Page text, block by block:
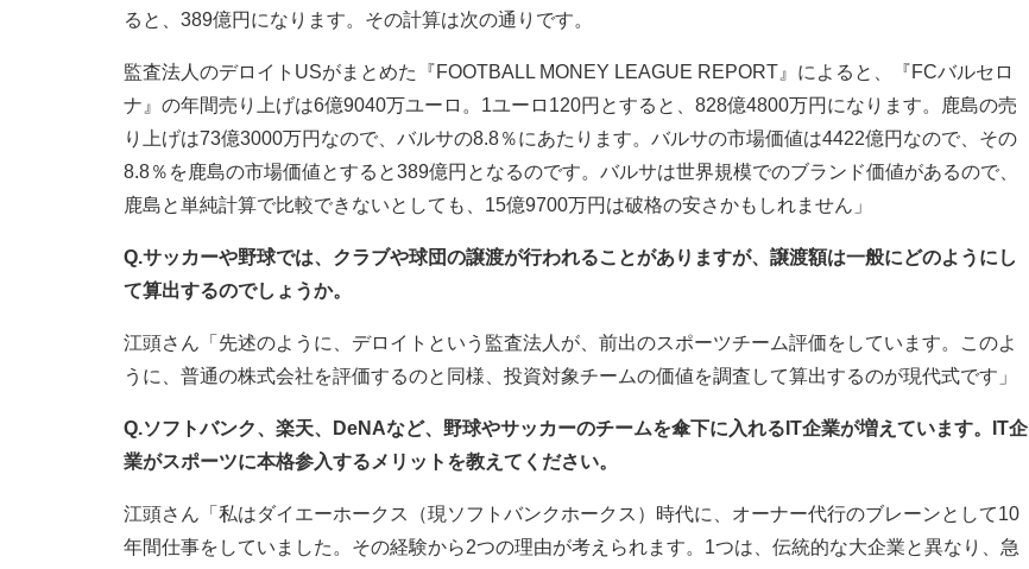
ると、389億円になります。その計算は次の通りです。
監査法人のデロイトUSがまとめた『FOOTBALL MONEY LEAGUE REPORT』によると、『FCバルセロ
ナ』の年間売り上げは6億9040万ユーロ。1ユーロ120円とすると、828億4800万円になります。鹿島の売
り上げは73億3000万円なので、バルサの8.8％にあたります。バルサの市場価値は4422億円なので、その
8.8％を鹿島の市場価値とすると389億円となるのです。バルサは世界規模でのブランド価値があるので、
鹿島と単純計算で比較できないとしても、15億9700万円は破格の安さかもしれません」
Q.サッカーや野球では、クラブや球団の譲渡が行われることがありますが、譲渡額は一般にどのようにし
て算出するのでしょうか。
江頭さん「先述のように、デロイトという監査法人が、前出のスポーツチーム評価をしています。このよ
うに、普通の株式会社を評価するのと同様、投資対象チームの価値を調査して算出するのが現代式です」
Q.ソフトバンク、楽天、DeNAなど、野球やサッカーのチームを傘下に入れるIT企業が増えています。IT企
業がスポーツに本格参入するメリットを教えてください。
江頭さん「私はダイエーホークス（現ソフトバンクホークス）時代に、オーナー代行のブレーンとして10
年間仕事をしていました。その経験から2つの理由が考えられます。1つは、伝統的な大企業と異なり、急